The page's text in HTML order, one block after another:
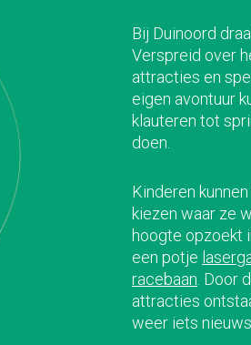
Bij Duinoord
Verspreid over
attracties en
eigen avontuur
klauteren tot
doen.
Kinderen
kiezen waar ze
hoogte opzoekt
een potje
racebaan . Door
attracties
weer iets